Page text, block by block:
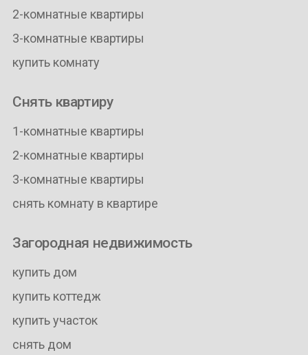
2-комнатные квартиры
3-комнатные квартиры
купить комнату
Снять квартиру
1-комнатные квартиры
2-комнатные квартиры
3-комнатные квартиры
снять комнату в квартире
Загородная недвижимость
купить дом
купить коттедж
купить участок
снять дом